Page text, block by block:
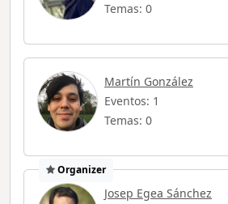
Temas: 0
Martín González
Eventos: 1
Temas: 0
Organizer
Josep Egea Sánchez